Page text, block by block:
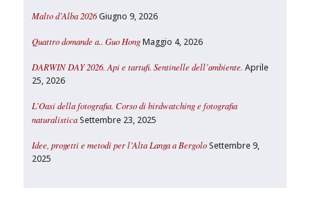
Malto d’Alba 2026 Giugno 9, 2026
Quattro domande a.. Guo Hong Maggio 4, 2026
DARWIN DAY 2026. Api e tartufi. Sentinelle dell’ambiente. Aprile
25, 2026
L’Oasi della fotografia. Corso di birdwatching e fotografia
naturalistica Settembre 23, 2025
Idee, progetti e metodi per l’Alta Langa a Bergolo Settembre 9,
2025